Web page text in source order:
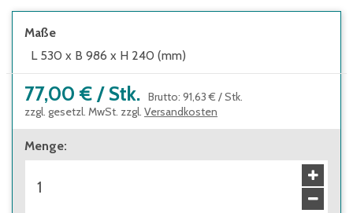
Maße
L 530 x B 986 x H 240 (mm)
77,00 € / Stk. Brutto: 91,63 € /Stk.
zzgl. gesetzl. MwSt. zzgl. Versandkosten
Menge: